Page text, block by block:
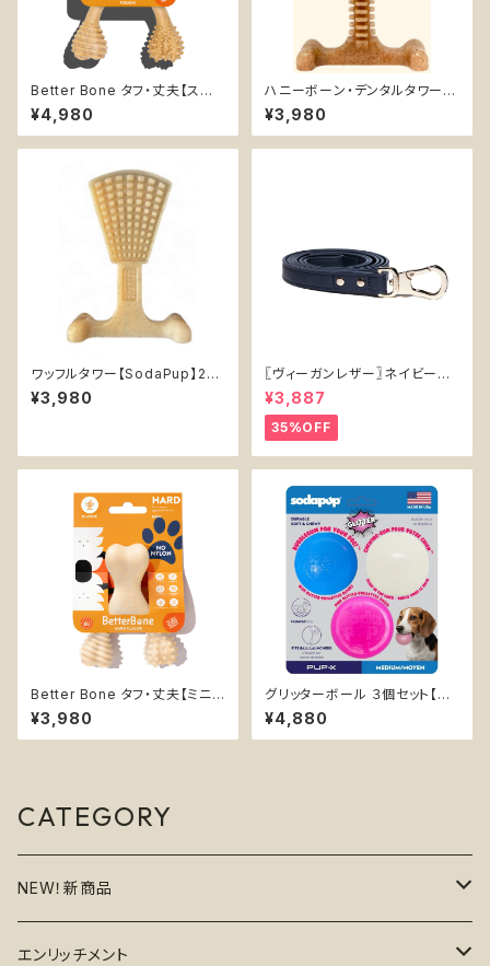
Better Bone タフ・丈夫【スモ
ール】無添加 天然素材 フードグ
レード 安心 安全 チュートイ 優
しい 噛むおもちゃ 中型犬
¥4,980
ハニーボーン・デンタルタワーX
L【SodaPup】デンタル 超耐久
性 丈夫 カミカミ おもちゃ チュ
ートイ 知育 エンリッチメ ソダパ
¥3,980
ワッフルタワー【SodaPup】2-i
n-1 エンリッチメント デンタル
超耐久性 丈夫 カミカミ おもち
¥3,980
〖ヴィーガンレザー〗ネイビーリ
ード【Vegan Leather Navy L
ead】
¥3,887
35%OFF
Better Bone タフ・丈夫【ミニ】
無添加 天然素材 フードグレー
ド 安心 安全 チュートイ 優しい
噛むおもちゃ 小型犬
¥3,980
グリッターボール ３個セット【So
daPup】浮く 持ってこい エンリ
ッチメント おやつ入れ可 ソフト
ラメ
¥4,880
CATEGORY
NEW！新商品
6月の新商品
エンリッチメント